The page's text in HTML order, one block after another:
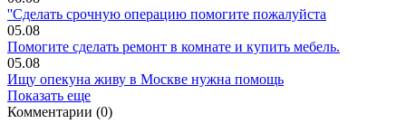
''Сделать срочную операцию помогите пожалуйста
05.08
Помогите сделать ремонт в комнате и купить мебель.
05.08
Ищу опекуна живу в Москве нужна помощь
Показать еще
Комментарии (0)